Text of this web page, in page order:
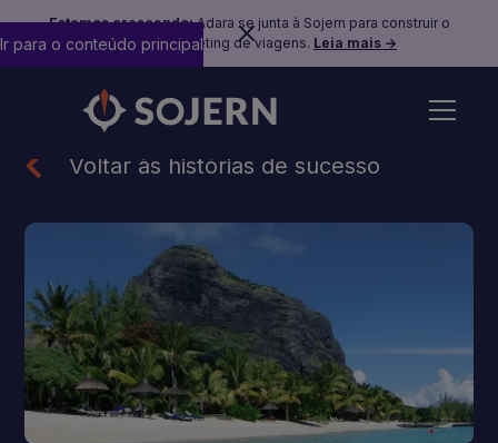
Estamos crescendo:Adara se junta à Sojern para construir o
futuro do marketing de viagens. Leia mais →
Ir para o conteúdo principal
Voltar às histórias de sucesso